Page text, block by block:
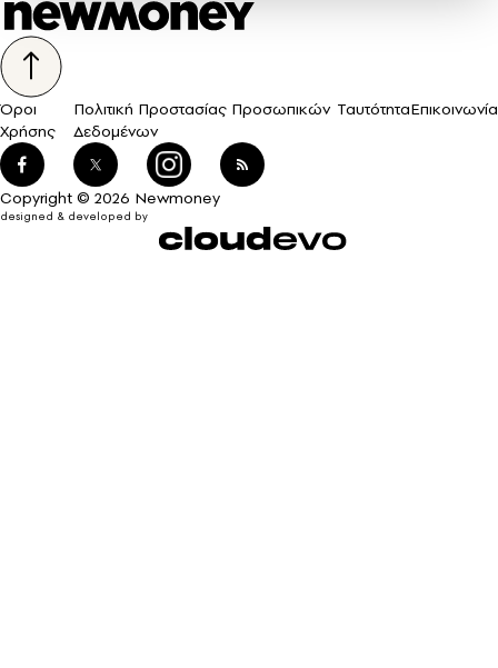
Όροι
Χρήσης
Πολιτική Προστασίας Προσωπικών
Δεδομένων
ΤαυτότηταΕπικοινωνία
Copyright © 2026 Newmoney
designed & developed by